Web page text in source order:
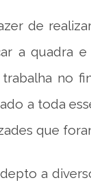
de
a quadra
no
a toda
que
a